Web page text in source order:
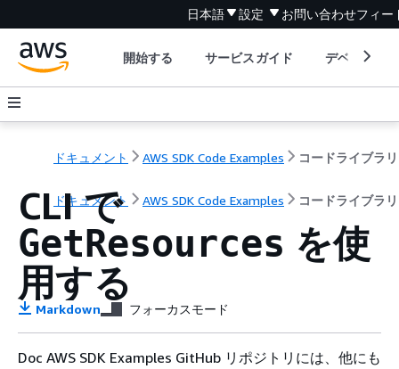
日本語 設定 お問い合わせフィー
開始する サービスガイド デベロッパ
ドキュメント AWS SDK Code Examples コードライブラリ
ドキュメント AWS SDK Code Examples コードライブラリ
CLI で
GetResources を使
用する
Markdown フォーカスモード
Doc AWS SDK Examples GitHub リポジトリには、他にも